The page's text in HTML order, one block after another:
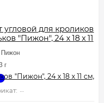
угловой для кроликов
"Пижон", 24 х 18 х 11
Пижон
г
Не подлежит сертификации